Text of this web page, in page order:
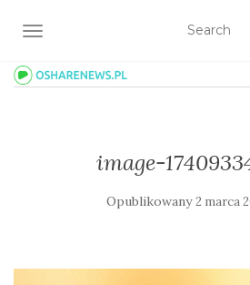
TOGGLE NAVIGATION
image-
Opublikowany2 marca